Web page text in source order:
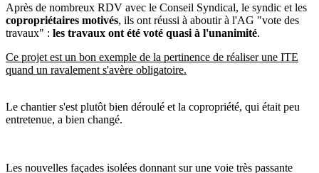
Après de nombreux RDV avec le Conseil Syndical, le syndic et les
copropriétaires motivés, ils ont réussi à aboutir à l'AG "vote des
travaux" : les travaux ont été voté quasi à l'unanimité.
Ce projet est un bon exemple de la pertinence de réaliser une ITE
quand un ravalement s'avère obligatoire.
Le chantier s'est plutôt bien déroulé et la copropriété, qui était peu
entretenue, a bien changé.
Les nouvelles façades isolées donnant sur une voie très passante